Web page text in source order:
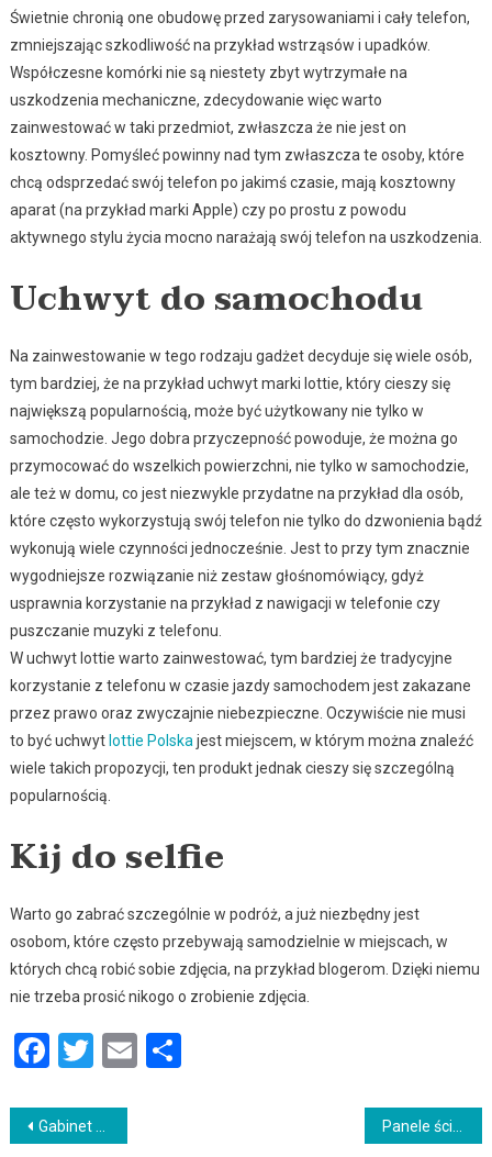
Świetnie chronią one obudowę przed zarysowaniami i cały telefon,
zmniejszając szkodliwość na przykład wstrząsów i upadków.
Współczesne komórki nie są niestety zbyt wytrzymałe na
uszkodzenia mechaniczne, zdecydowanie więc warto
zainwestować w taki przedmiot, zwłaszcza że nie jest on
kosztowny. Pomyśleć powinny nad tym zwłaszcza te osoby, które
chcą odsprzedać swój telefon po jakimś czasie, mają kosztowny
aparat (na przykład marki Apple) czy po prostu z powodu
aktywnego stylu życia mocno narażają swój telefon na uszkodzenia.
Uchwyt do samochodu
Na zainwestowanie w tego rodzaju gadżet decyduje się wiele osób,
tym bardziej, że na przykład uchwyt marki Iottie, który cieszy się
największą popularnością, może być użytkowany nie tylko w
samochodzie. Jego dobra przyczepność powoduje, że można go
przymocować do wszelkich powierzchni, nie tylko w samochodzie,
ale też w domu, co jest niezwykle przydatne na przykład dla osób,
które często wykorzystują swój telefon nie tylko do dzwonienia bądź
wykonują wiele czynności jednocześnie. Jest to przy tym znacznie
wygodniejsze rozwiązanie niż zestaw głośnomówiący, gdyż
usprawnia korzystanie na przykład z nawigacji w telefonie czy
puszczanie muzyki z telefonu.
W uchwyt Iottie warto zainwestować, tym bardziej że tradycyjne
korzystanie z telefonu w czasie jazdy samochodem jest zakazane
przez prawo oraz zwyczajnie niebezpieczne. Oczywiście nie musi
to być uchwytIottie Polska jest miejscem, w którym można znaleźć
wiele takich propozycji, ten produkt jednak cieszy się szczególną
popularnością.
Kij do selfie
Warto go zabrać szczególnie w podróż, a już niezbędny jest
osobom, które często przebywają samodzielnie w miejscach, w
których chcą robić sobie zdjęcia, na przykład blogerom. Dzięki niemu
nie trzeba prosić nikogo o zrobienie zdjęcia.
Facebook
Twitter
EmailPodziel
Nawigacja
Gabinet stomatologiczny w Toruniu